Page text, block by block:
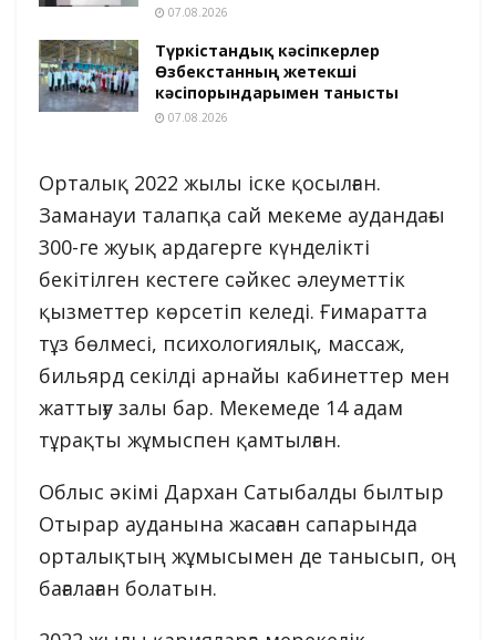
07.08.2026
Түркістандық кәсіпкерлер
Өзбекстанның жетекші
кәсіпорындарымен танысты
07.08.2026
Орталық 2022 жылы іске қосылған.
Заманауи талапқа сай мекеме аудандағы
300-ге жуық ардагерге күнделікті
бекітілген кестеге сәйкес әлеуметтік
қызметтер көрсетіп келеді. Ғимаратта
тұз бөлмесі, психологиялық, массаж,
бильярд секілді арнайы кабинеттер мен
жаттығу залы бар. Мекемеде 14 адам
тұрақты жұмыспен қамтылған.
Облыс әкімі Дархан Сатыбалды былтыр
Отырар ауданына жасаған сапарында
орталықтың жұмысымен де танысып, оң
бағалаған болатын.